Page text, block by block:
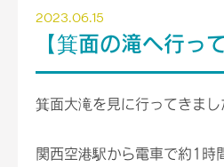
2023.06.15
【箕面の滝へ行っ
箕面大滝を見に行ってきまし
関西空港駅から電車で約1時